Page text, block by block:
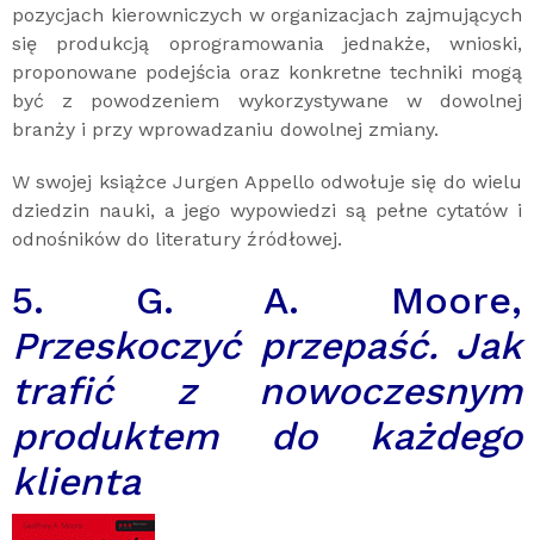
pozycjach kierowniczych w organizacjach zajmujących
się produkcją oprogramowania jednakże, wnioski,
proponowane podejścia oraz konkretne techniki mogą
być z powodzeniem wykorzystywane w dowolnej
branży i przy wprowadzaniu dowolnej zmiany.
W swojej książce Jurgen Appello odwołuje się do wielu
dziedzin nauki, a jego wypowiedzi są pełne cytatów i
odnośników do literatury źródłowej.
5. G. A. Moore,
Przeskoczyć przepaść. Jak
trafić z nowoczesnym
produktem do każdego
klienta